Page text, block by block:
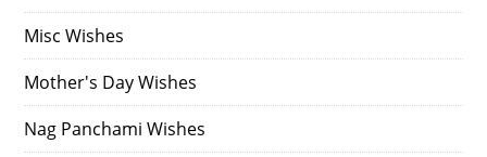
Misc Wishes
Mother's Day Wishes
Nag Panchami Wishes